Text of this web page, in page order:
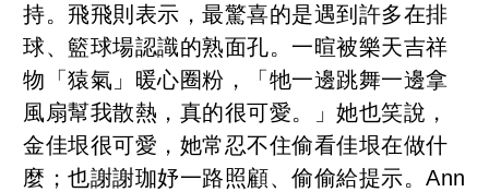
持。飛飛則表示，最驚喜的是遇到許多在排
球、籃球場認識的熟面孔。一暄被樂天吉祥
物「猿氣」暖心圈粉，「牠一邊跳舞一邊拿
風扇幫我散熱，真的很可愛。」她也笑說，
金佳垠很可愛，她常忍不住偷看佳垠在做什
麼；也謝謝珈妤一路照顧、偷偷給提示。Ann